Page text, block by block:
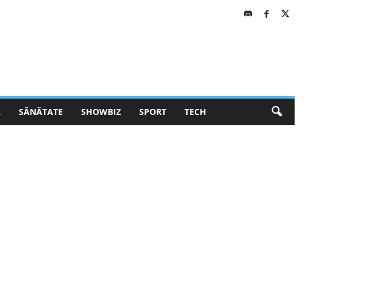
SĂNĂTATE SHOWBIZ SPORT TECH